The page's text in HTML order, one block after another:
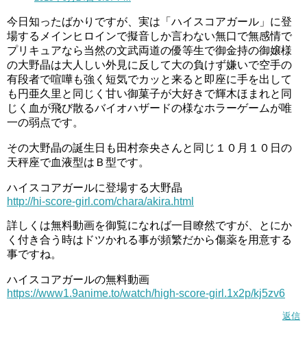
但し初めてのコメントに対しては承認制となっていますの
で 承認まで少々お待ちくださいm(__)m
※承認後から次のコメントはすぐ表示するようになります
他人を不快させるコメントやケンカとなるようなコメント
は 承認できない場合や削除する可能性もあるのでこちらも
ご了承くださいm(__)m
今日知ったばかりですが、実は「ハイスコアガール」に登
場するメインヒロインで擬音しか言わない無口で無感情で
プリキュアなら当然の文武両道の優等生で御金持の御嬢様
の大野晶は大人しい外見に反して大の負けず嫌いで空手の
有段者で喧嘩も強く短気でカッと来ると即座に手を出して
も円亜久里と同じく甘い御菓子が大好きで輝木ほまれと同
じく血が飛び散るバイオハザードの様なホラーゲームが唯
一の弱点です。
その大野晶の誕生日も田村奈央さんと同じ１０月１０日の
天秤座で血液型はＢ型です。
ハイスコアガールに登場する大野晶
http://hi-score-girl.com/chara/akira.html
詳しくは無料動画を御覧になれば一目瞭然ですが、とにか
く付き合う時はドツかれる事が頻繁だから傷薬を用意する
事ですね。
ハイスコアガールの無料動画
https://www1.9anime.to/watch/high-score-girl.1x2p/kj5zv6
返信